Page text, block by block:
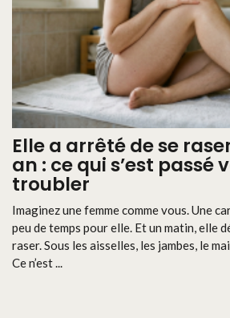
Elle a arrêté de se
an : ce qui s’est passé
troubler
Imaginez une femme comme vous. Une
peu de temps pour elle. Et un matin, elle
raser. Sous les aisselles, les jambes, le
Ce n’est ...